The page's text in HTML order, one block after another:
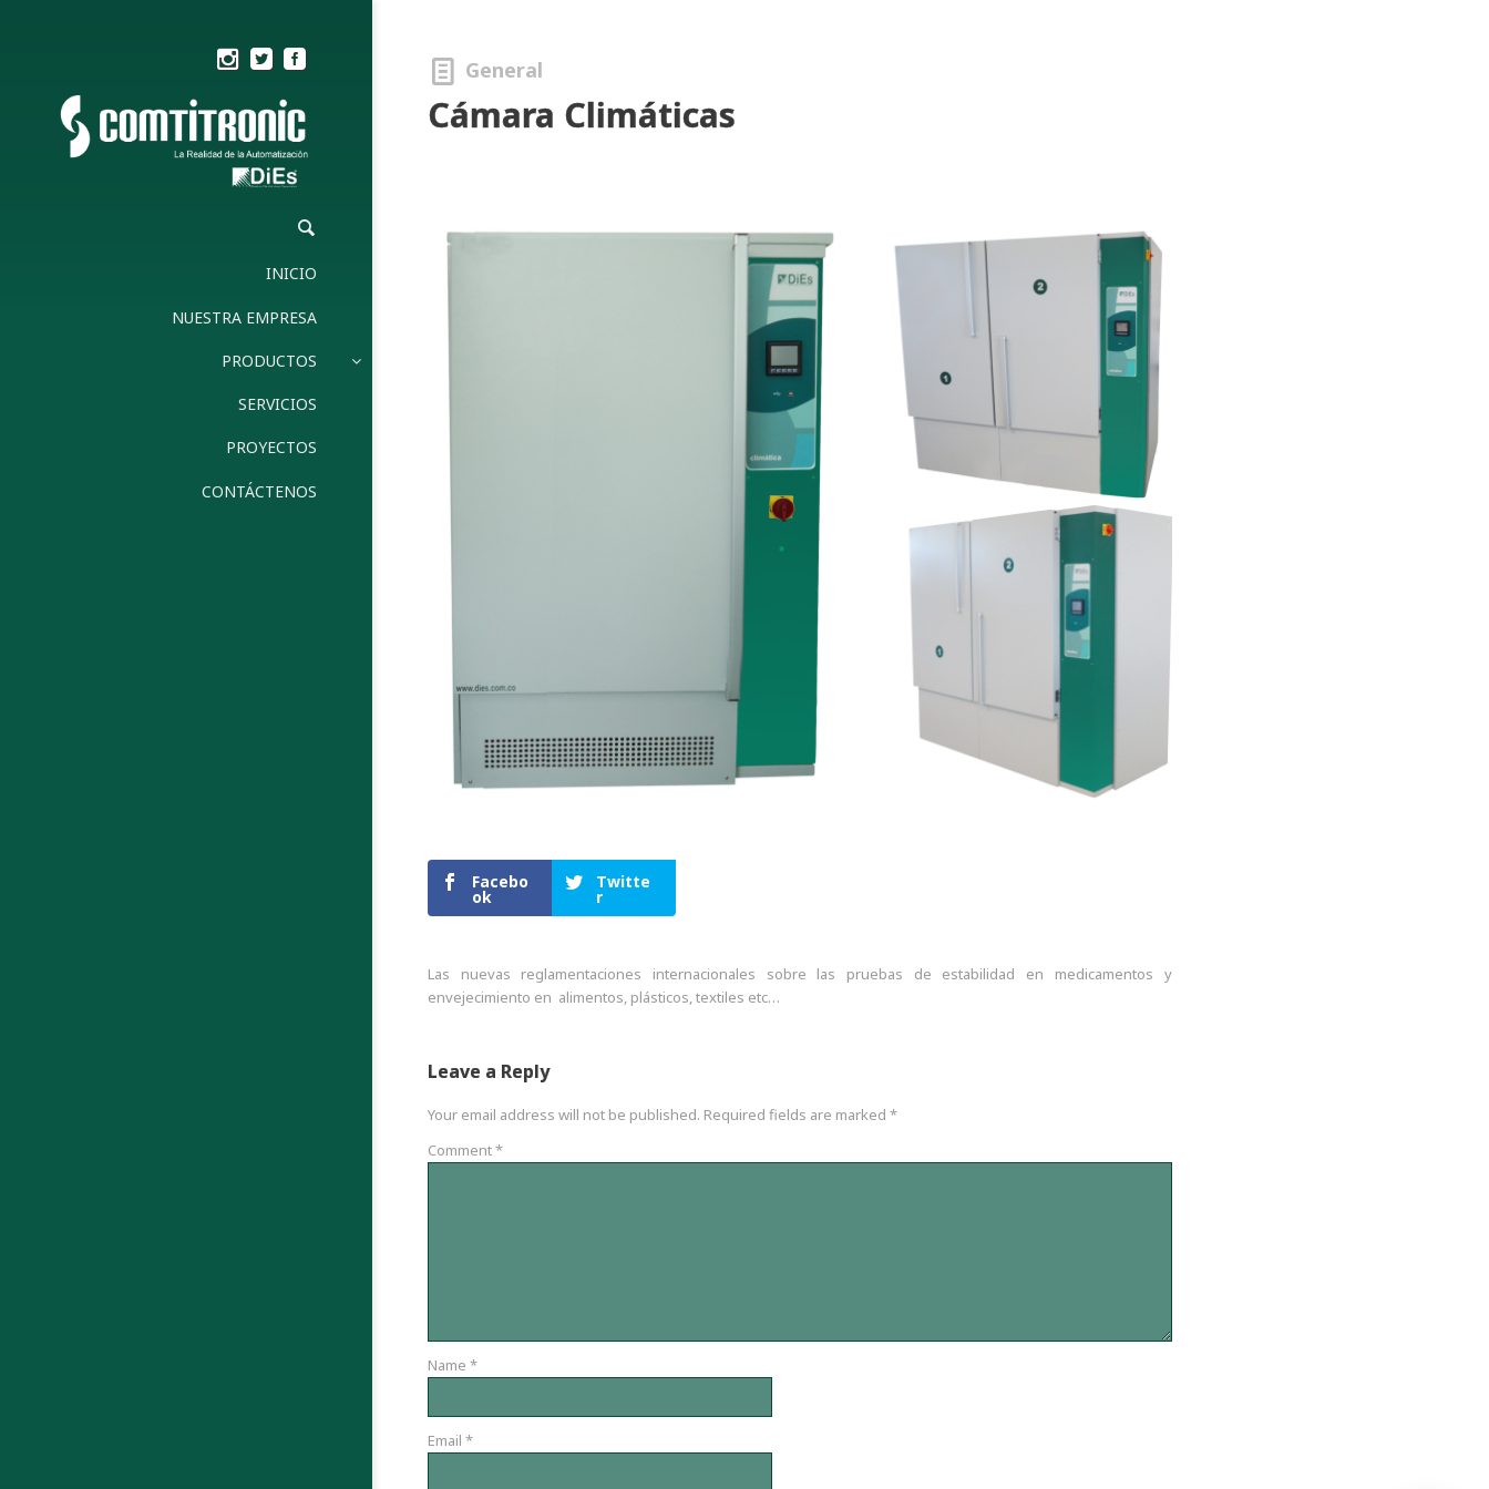
INICIO
NUESTRA EMPRESA
PRODUCTOS
SERVICIOS
PROYECTOS
CONTÁCTENOS
General
Cámara Climáticas
Facebo
ok
Twitte
r
Las nuevas reglamentaciones internacionales sobre las pruebas de estabilidad en medicamentos y
envejecimiento en alimentos, plásticos, textiles etc…
Leave a Reply
Your email address will not be published. Required fields are marked *
Comment*
Name *
Email *